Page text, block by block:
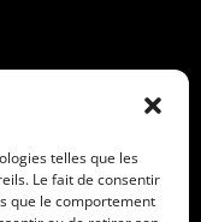
telles que les
Le fait de consentir
que le comportement